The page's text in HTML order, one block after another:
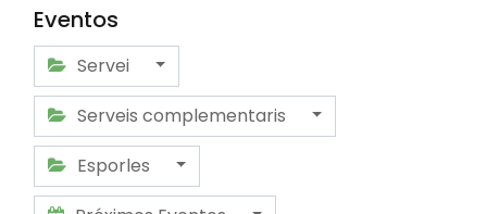
Eventos
Servei
Serveis complementaris
Esporles